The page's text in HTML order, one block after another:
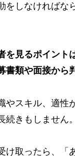
をしなければ
を見るポイント
書類や面接から
やスキル、適性
続きもしません
け取ったら、「